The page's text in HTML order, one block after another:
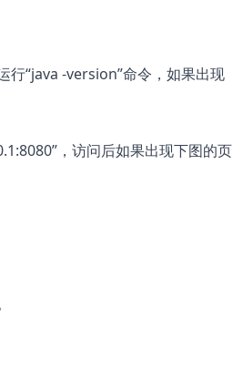
行“java -version”命令，如果出现
，访问后如果出现下图的页